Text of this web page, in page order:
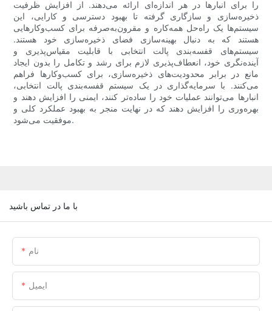
را برای انبارها در هر اندازه‌ای ارائه می‌دهند. از افزایش ظرفیت
ذخیره‌سازی و سازگاری گرفته تا بهبود دسترسی و کارایی، این
سیستم‌ها یک راه‌حل همه‌کاره و مقرون‌به‌صرفه برای کسب‌وکارهایی
هستند که به دنبال بهینه‌سازی فضای ذخیره‌سازی خود هستند.
سیستم‌های قفسه‌بندی پالت انتخابی با قابلیت مقیاس‌پذیری و
آینده‌نگری خود، انعطاف‌پذیری لازم برای رشد و تکامل را بدون ایجاد
مانع در برابر محدودیت‌های ذخیره‌سازی، برای کسب‌وکارها فراهم
می‌کنند. با سرمایه‌گذاری در یک سیستم قفسه‌بندی پالت انتخابی،
انبارها می‌توانند عملیات خود را ساده‌تر کنند، ایمنی را افزایش دهند و
بهره‌وری را افزایش دهند که در نهایت منجر به بهبود عملکرد کلی و
موفقیت می‌شود.
با ما در تماس باشید
نام
ایمیل